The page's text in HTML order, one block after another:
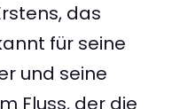
das
für seine
und seine